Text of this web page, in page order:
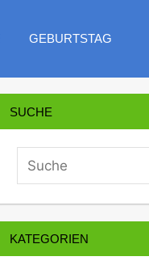
GEBURTSTAG
SUCHE
KATEGORIEN